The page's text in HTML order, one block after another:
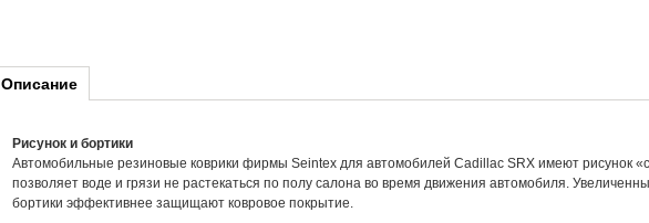
Описание
Рисунок и бортики
Автомобильные резиновые коврики фирмы Seintex для автомобилей Cadillac SRX имеют рисунок
позволяет воде и грязи не растекаться по полу салона во время движения автомобиля.
бортики эффективнее защищают ковровое покрытие.